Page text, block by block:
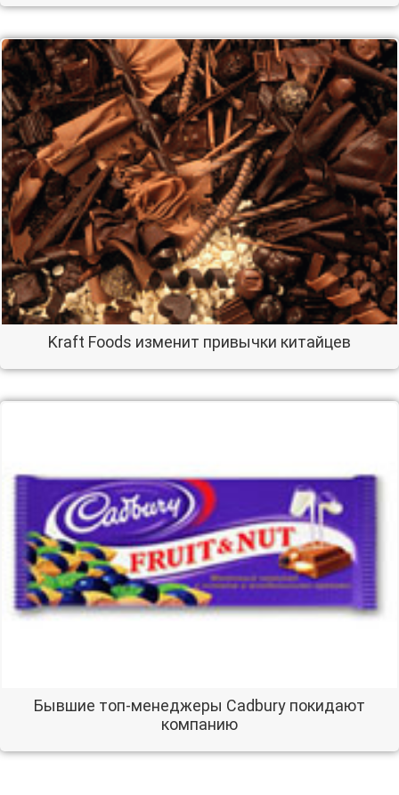
Kraft Foods изменит привычки китайцев
Бывшие топ-менеджеры Cadbury покидают
компанию